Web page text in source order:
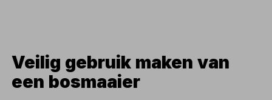
Veilig gebruik maken van
een bosmaaier